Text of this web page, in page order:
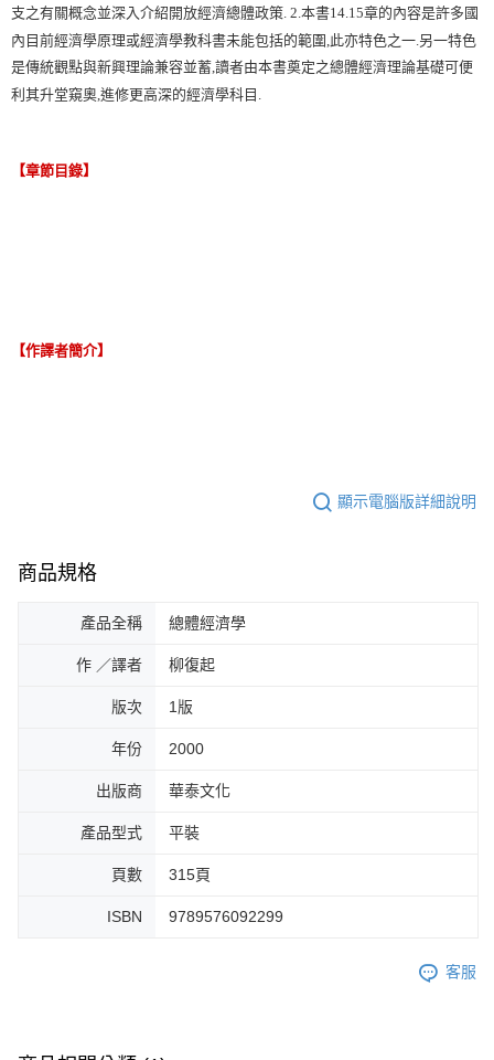
支之有關概念並深入介紹開放經濟總體政策. 2.本書14.15章的內容是許多國
內目前經濟學原理或經濟學教科書未能包括的範圍,此亦特色之一.另一特色
是傳統觀點與新興理論兼容並蓄,讀者由本書奠定之總體經濟理論基礎可便
利其升堂窺奧,進修更高深的經濟學科目.
【章節目錄】
【作譯者簡介】
顯示電腦版詳細說明
商品規格
產品全稱 總體經濟學
作 ／譯者 柳復起
版次 1版
年份 2000
出版商 華泰文化
產品型式 平裝
頁數 315頁
ISBN 9789576092299
客服